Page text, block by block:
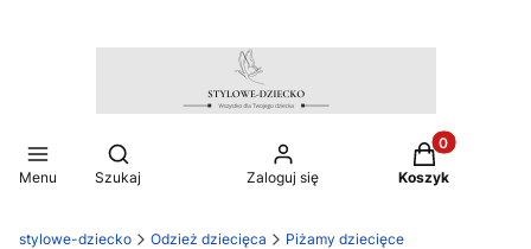
Menu
Otwórz wyszukiwarkę
Szukaj Zaloguj się
Produkty w
Koszyk
stylowe-dziecko Odzież dziecięca Piżamy dziecięce